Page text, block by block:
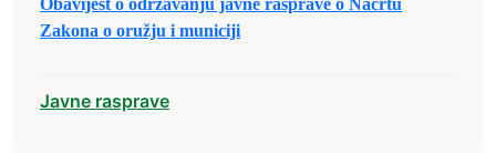
Obavijest o održavanju javne rasprave o Nacrtu
Zakona o oružju i municiji
Javne rasprave